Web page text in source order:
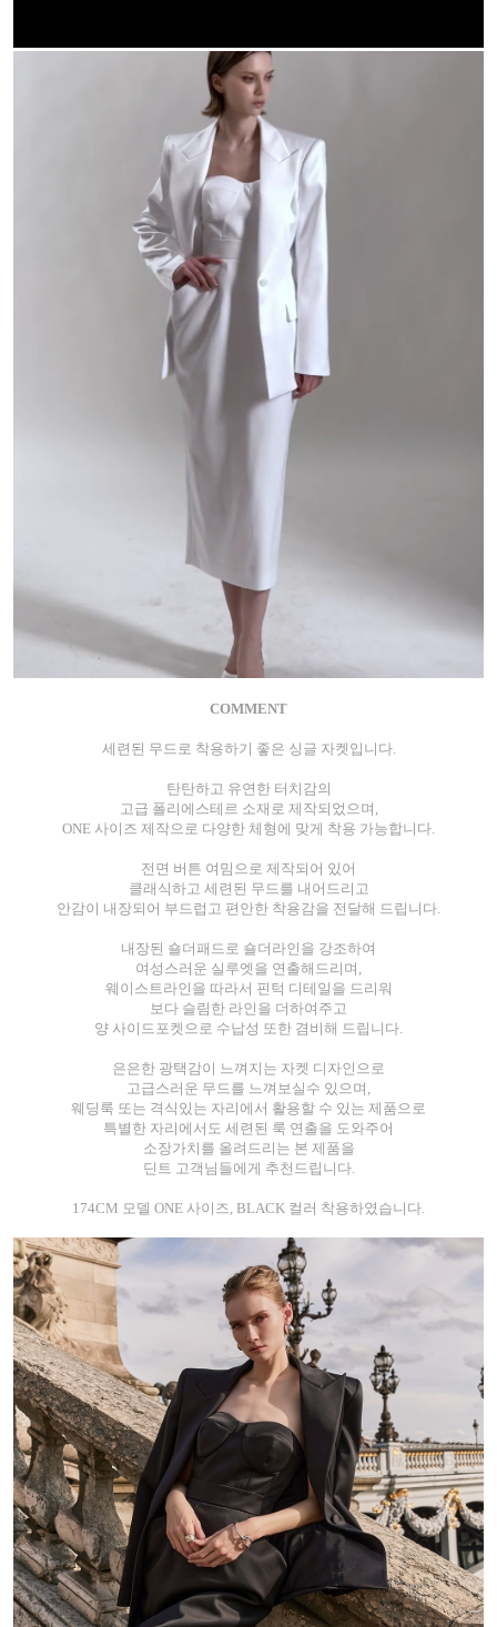
COMMENT
세련된 무드로 착용하기 좋은 싱글 자켓입니다.
탄탄하고 유연한 터치감의
고급 폴리에스테르 소재로 제작되었으며,
ONE 사이즈 제작으로 다양한 체형에 맞게 착용 가능합니다.
전면 버튼 여밈으로 제작되어 있어
클래식하고 세련된 무드를 내어드리고
안감이 내장되어 부드럽고 편안한 착용감을 전달해 드립니다.
내장된 숄더패드로 숄더라인을 강조하여
여성스러운 실루엣을 연출해드리며,
웨이스트라인을 따라서 핀턱 디테일을 드리워
보다 슬림한 라인을 더하여주고
양 사이드포켓으로 수납성 또한 겸비해 드립니다.
은은한 광택감이 느껴지는 자켓 디자인으로
고급스러운 무드를 느껴보실수 있으며,
웨딩룩 또는 격식있는 자리에서 활용할 수 있는 제품으로
특별한 자리에서도 세련된 룩 연출을 도와주어
소장가치를 올려드리는 본 제품을
딘트 고객님들에게 추천드립니다.
174CM 모델 ONE 사이즈, BLACK 컬러 착용하였습니다.